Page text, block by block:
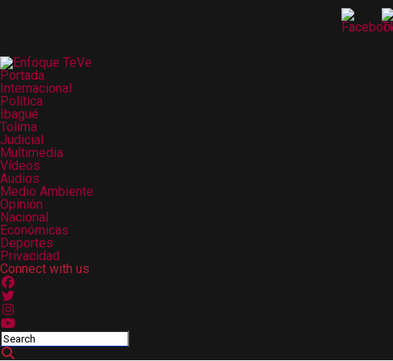
Portada
Internacional
Política
Ibagué
Tolima
Judicial
Multimedia
Vídeos
Audios
Medio Ambiente
Opinión
Nacional
Económicas
Deportes
Privacidad
Connect with us